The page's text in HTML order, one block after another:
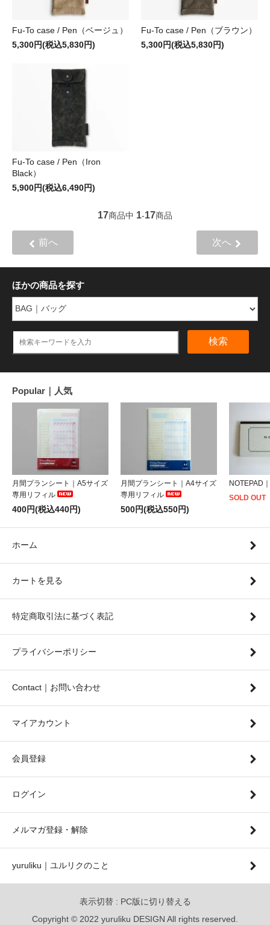
Fu-To case / Pen（ベージュ）
5,300円(税込5,830円)
Fu-To case / Pen（ブラウン）
5,300円(税込5,830円)
Fu-To case / Pen（Iron
Black）
5,900円(税込6,490円)
17商品中 1-17商品
前へ 次へ
ほかの商品を探す
検索
Popular｜人気
月間プランシート｜A5サイズ
専用リフィル
400円(税込440円)
月間プランシート｜A4サイズ
専用リフィル
500円(税込550円)
NOTEPAD
SOLD OUT
ホーム
カートを見る
特定商取引法に基づく表記
プライバシーポリシー
Contact｜お問い合わせ
マイアカウント
会員登録
ログイン
メルマガ登録・解除
yuruliku｜ユルリクのこと
表示切替 : PC版に切り替える
Copyright © 2022 yuruliku DESIGN All rights reserved.